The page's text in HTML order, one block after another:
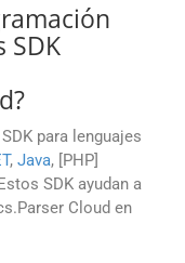
SDK
para lenguajes
, Java, [PHP]
SDK ayudan a
Cloud en